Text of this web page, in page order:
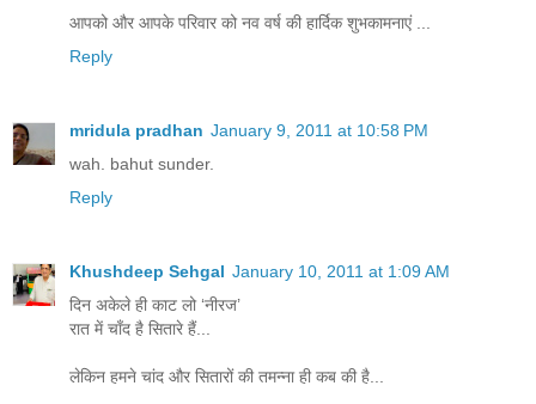
आपको और आपके परिवार को नव वर्ष की हार्दिक शुभकामनाएं ...
Reply
mridula pradhan January 9, 2011 at 10:58 PM
wah. bahut sunder.
Reply
Khushdeep Sehgal January 10, 2011 at 1:09 AM
दिन अकेले ही काट लो ‘नीरज’
रात में चाँद है सितारे हैं...
लेकिन हमने चांद और सितारों की तमन्ना ही कब की है...